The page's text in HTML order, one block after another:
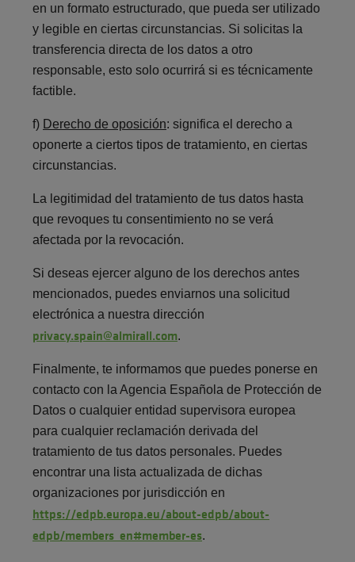
en un formato estructurado, que pueda ser utilizado
y legible en ciertas circunstancias. Si solicitas la
transferencia directa de los datos a otro
responsable, esto solo ocurrirá si es técnicamente
factible.
f) Derecho de oposición: significa el derecho a
oponerte a ciertos tipos de tratamiento, en ciertas
circunstancias.
La legitimidad del tratamiento de tus datos hasta
que revoques tu consentimiento no se verá
afectada por la revocación.
Si deseas ejercer alguno de los derechos antes
mencionados, puedes enviarnos una solicitud
electrónica a nuestra dirección
privacy.spain@almirall.com.
Finalmente, te informamos que puedes ponerse en
contacto con la Agencia Española de Protección de
Datos o cualquier entidad supervisora europea
para cualquier reclamación derivada del
tratamiento de tus datos personales. Puedes
encontrar una lista actualizada de dichas
organizaciones por jurisdicción en
https://edpb.europa.eu/about-edpb/about-
edpb/members_en#member-es.